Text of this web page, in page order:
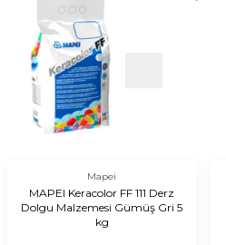
Mapei
MAPEI Keracolor FF 111 Derz
Dolgu Malzemesi Gümüş Gri 5
kg